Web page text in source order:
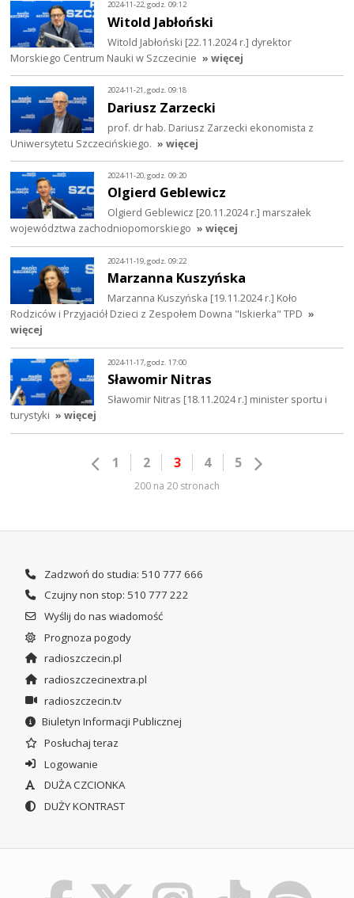
2024-11-22, godz. 09:12
Witold Jabłoński
Witold Jabłoński [22.11.2024 r.] dyrektor
Morskiego Centrum Nauki w Szczecinie » więcej
2024-11-21, godz. 09:18
Dariusz Zarzecki
prof. dr hab. Dariusz Zarzecki ekonomista z
Uniwersytetu Szczecińskiego. » więcej
2024-11-20, godz. 09:20
Olgierd Geblewicz
Olgierd Geblewicz [20.11.2024 r.] marszałek
województwa zachodniopomorskiego » więcej
2024-11-19, godz. 09:22
Marzanna Kuszyńska
Marzanna Kuszyńska [19.11.2024 r.] Koło
Rodziców i Przyjaciół Dzieci z Zespołem Downa "Iskierka" TPD »
więcej
2024-11-17, godz. 17:00
Sławomir Nitras
Sławomir Nitras [18.11.2024 r.] minister sportu i
turystyki » więcej
1 2 3 4 5
200 na 20 stronach
Zadzwoń do studia: 510 777 666
Czujny non stop: 510 777 222
Wyślij do nas wiadomość
Prognoza pogody
radioszczecin.pl
radioszczecinextra.pl
radioszczecin.tv
Biuletyn Informacji Publicznej
Posłuchaj teraz
Logowanie
DUŻA CZCIONKA
DUŻY KONTRAST